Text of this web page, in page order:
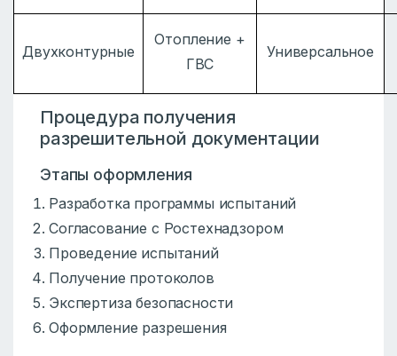
Двухконтурные
Отопление +
ГВС
Универсальное
Процедура получения
разрешительной документации
Этапы оформления
Разработка программы испытаний
Согласование с Ростехнадзором
Проведение испытаний
Получение протоколов
Экспертиза безопасности
Оформление разрешения